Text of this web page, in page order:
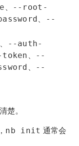
、
--root-
、
--
、
--auth-
、
--
、
--
楚。
nb init 通常会